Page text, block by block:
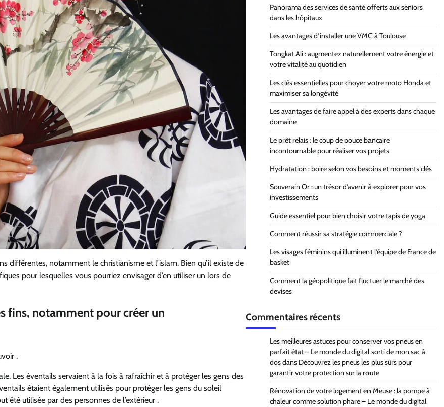
différentes, notamment le christianisme et l’islam. Bien qu’il existe de
pour lesquelles vous pourriez envisager d’en utiliser un lors de
fins, notamment pour créer un
.
Les éventails servaient à la fois à rafraîchir et à protéger les gens des
étaient également utilisés pour protéger les gens du soleil
été utilisée par des personnes de l’extérieur .
Panorama des services de santé offerts aux seniors
dans les hôpitaux
Les avantages d’installer une VMC à Toulouse
Tongkat Ali : augmentez naturellement votre énergie et
votre vitalité au quotidien
Les clés essentielles pour choyer votre moto Honda et
maximiser sa longévité
Les avantages de faire appel à des experts dans chaque
domaine
Le prêt relais : le coup de pouce bancaire
incontournable pour réaliser vos projets
Hydratation : boire selon vos besoins et moments clés
Souverain Or : un trésor d’avenir à explorer pour vos
investissements
Guide essentiel pour bien choisir votre tapis de yoga
Comment réussir sa stratégie commerciale ?
Les visages féminins qui illuminent l’équipe de France de
basket
Comment la géopolitique fait fluctuer le marché des
devises
Commentaires récents
Les meilleures astuces pour conserver vos pneus en
parfait état – Le monde du digital sorti de mon sac à
dosdans Découvrez les pneus les plus sûrs pour
garantir votre protection sur la route
Rénovation de votre logement en Meuse : la pompe à
chaleur comme solution phare – Le monde du digital